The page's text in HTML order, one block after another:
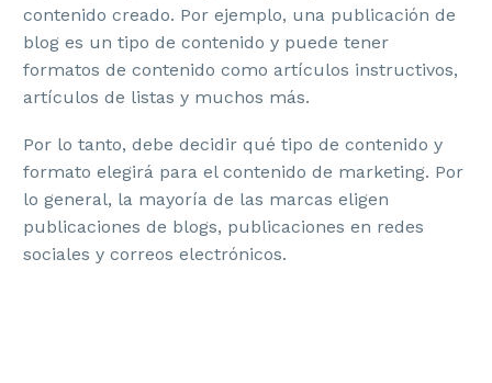
contenido creado. Por ejemplo, una publicación de
blog es un tipo de contenido y puede tener
formatos de contenido como artículos instructivos,
artículos de listas y muchos más.
Por lo tanto, debe decidir qué tipo de contenido y
formato elegirá para el contenido de marketing. Por
lo general, la mayoría de las marcas eligen
publicaciones de blogs, publicaciones en redes
sociales y correos electrónicos.